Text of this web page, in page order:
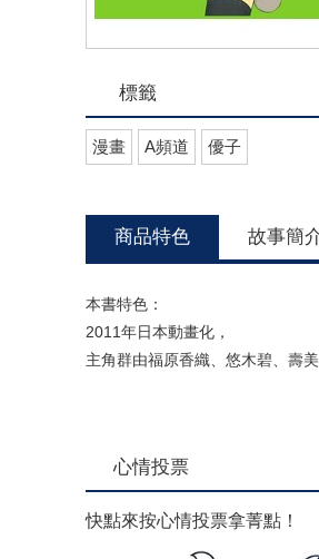
標籤
漫畫 A頻道 優子
商品特色 故事簡
本書特色：
2011年日本動畫化，
主角群由福原香織、悠木碧、壽
心情投票
快點來按心情投票拿菁點！